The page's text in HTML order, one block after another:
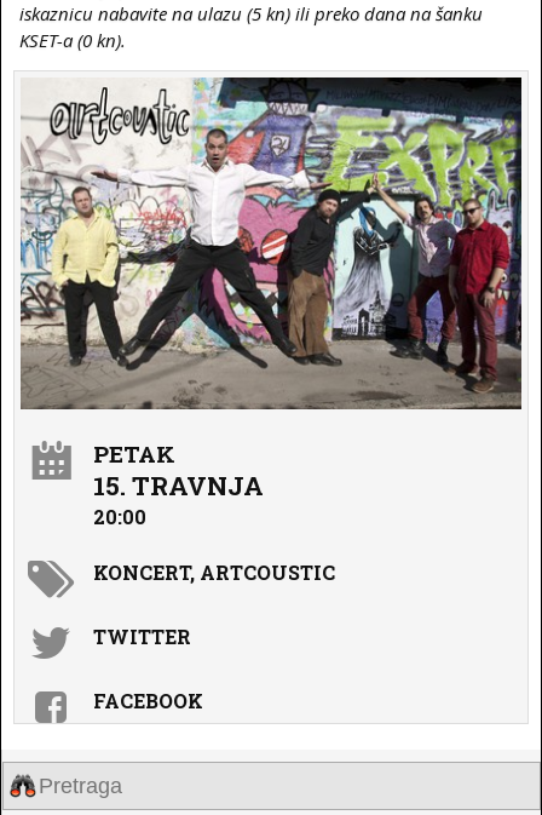
iskaznicu nabavite na ulazu (5 kn) ili preko dana na šanku
KSET-a (0 kn).
PETAK
15. TRAVNJA
20:00
KONCERT, ARTCOUSTIC
TWITTER
FACEBOOK